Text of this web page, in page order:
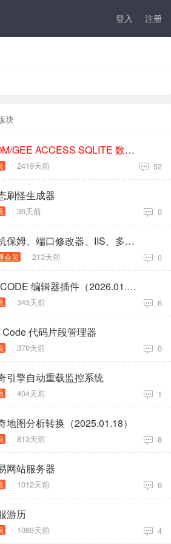
登入 注册
块
GOM/GEE ACCESS SQLITE 数据库编辑器
2419天前 52
刷怪生成器
36天前 0
主机保姆、端口修改器、IIS、多用户界面一键安装
会员 213天前 0
VSCODE 编辑器插件（2026.01.31）
343天前 6
Code 代码片段管理器
370天前 0
引擎自动重载监控系统
404天前 1
地图分析转换（2025.01.18）
813天前 8
网站服务器
1012天前 6
游历
1089天前 4